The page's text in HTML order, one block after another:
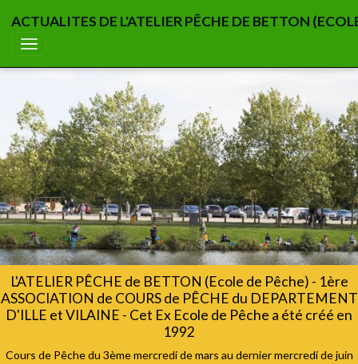
ACTUALITES DE L'ATELIER PÊCHE DE BETTON
L'ATELIER PÊCHE de BETTON (Ecole de Pêche) - 1ère
ASSOCIATION de COURS de PÊCHE du DEPARTEMENT
D'ILLE et VILAINE - Cet Ex Ecole de Pêche a été créé en
1992
Cours de Pêche du 3ème mercredi de mars au dernier mercredi de juin